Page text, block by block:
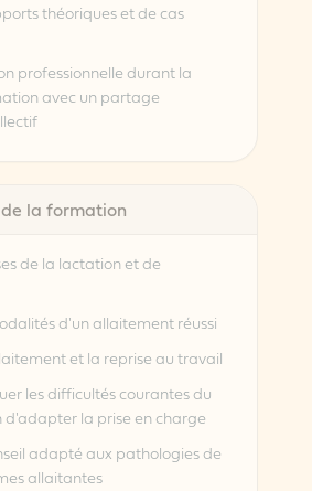
théoriques et de cas
professionnelle durant la
avec un partage
la formation
de la lactation et de
d'un allaitement réussi
et la reprise au travail
les difficultés courantes du
d'adapter la prise en charge
adapté aux pathologies de
allaitantes